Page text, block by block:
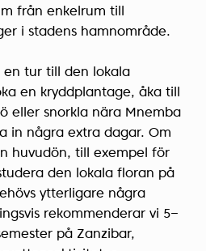
från enkelrum till
i stadens hamnområde.
en tur till den lokala
en kryddplantage, åka till
eller snorkla nära Mnemba
in några extra dagar. Om
huvudön, till exempel för
den lokala floran på
ytterligare några
rekommenderar vi 5–
på Zanzibar,